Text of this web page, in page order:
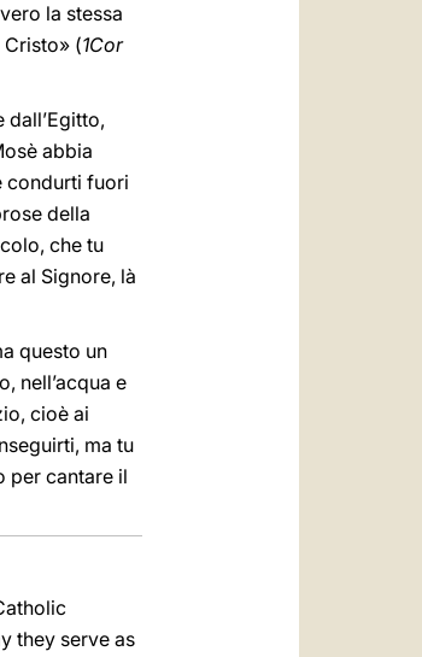
la stessa
(1Cor
dall’Egitto,
abbia
condurti fuori
della
che tu
al Signore, là
questo un
nell’acqua e
cioè ai
ma tu
per cantare il
they serve as